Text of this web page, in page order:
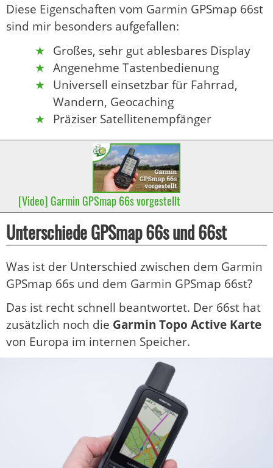
Diese Eigenschaften vom Garmin GPSmap 66st
sind mir besonders aufgefallen:
Großes, sehr gut ablesbares Display
Angenehme Tastenbedienung
Universell einsetzbar für Fahrrad,
Wandern, Geocaching
Präziser Satellitenempfänger
[Video] Garmin GPSmap 66s vorgestellt
Unterschiede GPSmap 66s und 66st
Was ist der Unterschied zwischen dem Garmin
GPSmap 66s und dem Garmin GPSmap 66st?
Das ist recht schnell beantwortet. Der 66st hat
zusätzlich noch die Garmin Topo Active Karte
von Europa im internen Speicher.